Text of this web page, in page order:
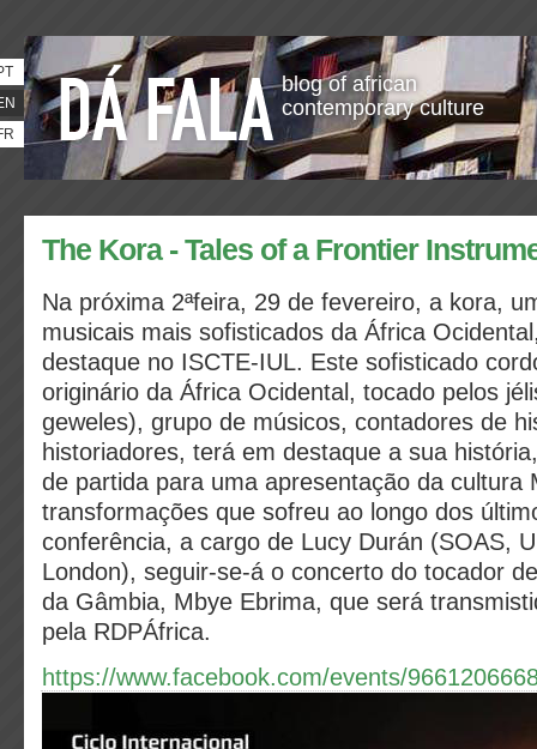
blog of african
contemporary culture
The Kora - Tales of a Frontier
Na próxima 2ªfeira, 29 de fevereiro, a kora,
musicais mais sofisticados da África
destaque no ISCTE-IUL. Este sofisticado
originário da África Ocidental, tocado pelos
geweles), grupo de músicos, contadores de
historiadores, terá em destaque a sua
de partida para uma apresentação da cultura
transformações que sofreu ao longo dos
conferência, a cargo de Lucy Durán (SOAS,
London), seguir-se-á o concerto do tocador
da Gâmbia, Mbye Ebrima, que será
pela RDPÁfrica.
https://www.facebook.com/events/